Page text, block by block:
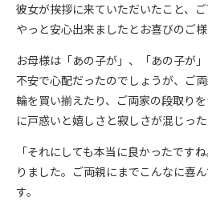
彼女が挨拶に来ていただいたこと、
やっと安心出来ましたとお喜びのご様
お母様は「あの子が」、「あの子が
不安で心配だったのでしょうが、ご
輪を買い揃えたり、ご両家の段取り
に戸惑いと嬉しさと寂しさが混じっ
「それにしても本当に良かったです
りました。ご両親にまでこんなに喜
す。